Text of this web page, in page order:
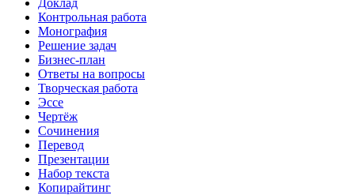
Контрольная работа
Монография
Решение задач
Бизнес-план
Ответы на вопросы
Творческая работа
Эссе
Чертёж
Сочинения
Перевод
Презентации
Набор текста
Копирайтинг